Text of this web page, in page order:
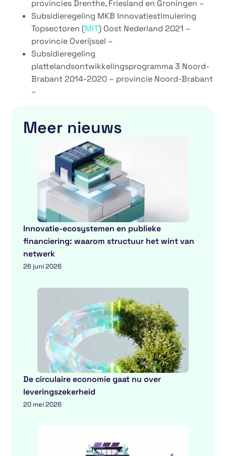
provincies Drenthe, Friesland en Groningen –
Subsidieregeling MKB Innovatiestimulering
Topsectoren (MIT) Oost Nederland 2021 –
provincie Overijssel –
Subsidieregeling
plattelandsontwikkelingsprogramma 3 Noord-
Brabant 2014-2020 – provincie Noord-Brabant
–
Meer nieuws
Innovatie-ecosystemen en publieke
financiering: waarom structuur het wint van
netwerk
26 juni 2026
De circulaire economie gaat nu over
leveringszekerheid
20 mei 2026